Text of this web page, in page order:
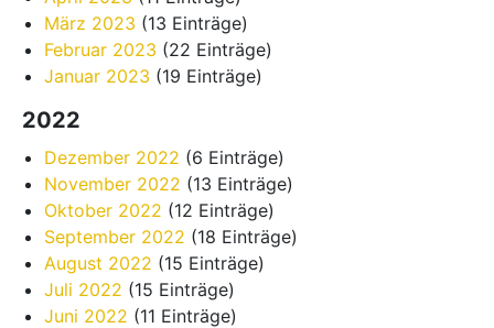
März 2023 (13 Einträge)
Februar 2023 (22 Einträge)
Januar 2023 (19 Einträge)
2022
Dezember 2022 (6 Einträge)
November 2022 (13 Einträge)
Oktober 2022 (12 Einträge)
September 2022 (18 Einträge)
August 2022 (15 Einträge)
Juli 2022 (15 Einträge)
Juni 2022 (11 Einträge)